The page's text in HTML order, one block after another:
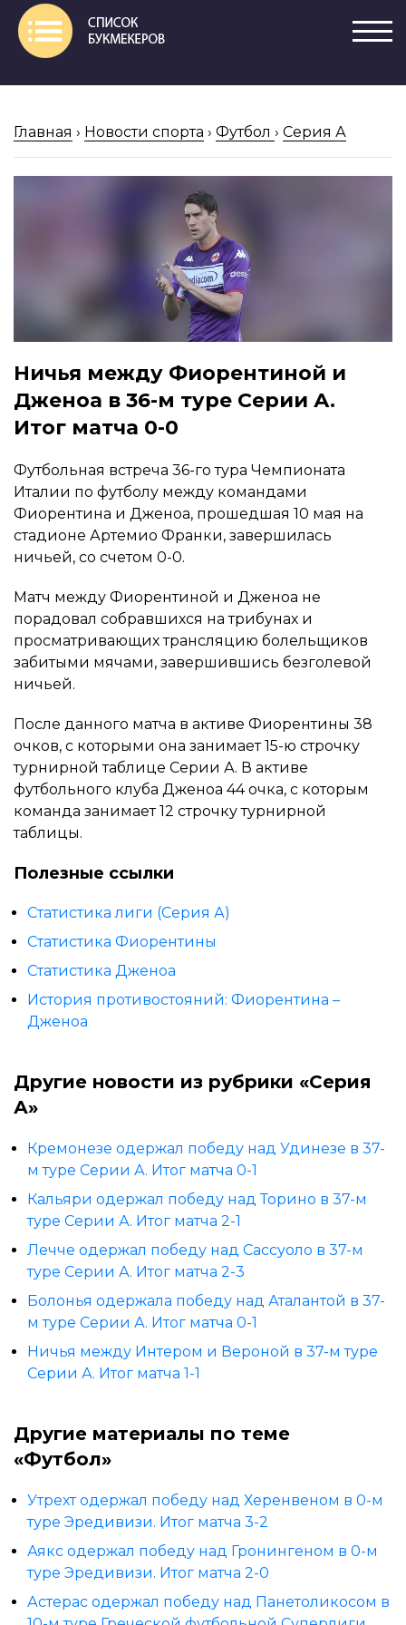
Главная › Новости спорта › Футбол › Серия А
Ничья между Фиорентиной и
Дженоа в 36-м туре Серии А.
Итог матча 0-0
Футбольная встреча 36-го тура Чемпионата
Италии по футболу между командами
Фиорентина и Дженоа, прошедшая 10 мая на
стадионе Артемио Франки, завершилась
ничьей, со счетом 0-0.
Матч между Фиорентиной и Дженоа не
порадовал собравшихся на трибунах и
просматривающих трансляцию болельщиков
забитыми мячами, завершившись безголевой
ничьей.
После данного матча в активе Фиорентины 38
очков, с которыми она занимает 15-ю строчку
турнирной таблице Серии А. В активе
футбольного клуба Дженоа 44 очка, с которым
команда занимает 12 строчку турнирной
таблицы.
Полезные ссылки
Статистика лиги (Серия А)
Статистика Фиорентины
Статистика Дженоа
История противостояний: Фиорентина –
Дженоа
Другие новости из рубрики «Серия
А»
Кремонезе одержал победу над Удинезе в 37-
м туре Серии А. Итог матча 0-1
Кальяри одержал победу над Торино в 37-м
туре Серии А. Итог матча 2-1
Лечче одержал победу над Сассуоло в 37-м
туре Серии А. Итог матча 2-3
Болонья одержала победу над Аталантой в 37-
м туре Серии А. Итог матча 0-1
Ничья между Интером и Вероной в 37-м туре
Серии А. Итог матча 1-1
Другие материалы по теме
«Футбол»
Утрехт одержал победу над Херенвеном в 0-м
туре Эредивизи. Итог матча 3-2
Аякс одержал победу над Гронингеном в 0-м
туре Эредивизи. Итог матча 2-0
Астерас одержал победу над Панетоликосом в